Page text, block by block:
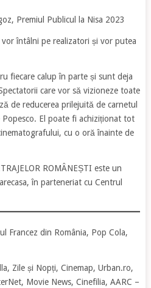
Premiul Publicul la Nisa 2023
întâlni pe realizatori și vor putea
fiecare calup în parte și sunt deja
care vor să vizioneze toate
de reducerea prilejuită de carnetul
Popesco. El poate fi achiziționat tot
cu o oră înainte de
ROMÂNEȘTI este un
în parteneriat cu Centrul
Francez din România, Pop Cola,
Zile și Nopți, Cinemap, Urban.ro,
Movie News, Cinefilia, AARC –